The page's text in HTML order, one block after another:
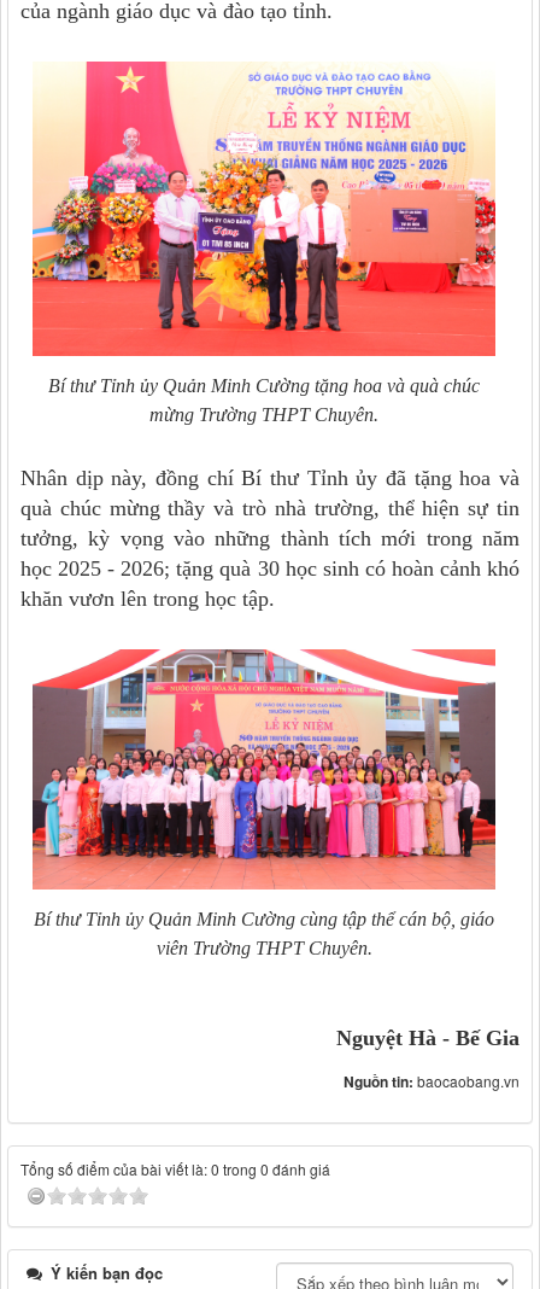
của ngành giáo dục và đào tạo tỉnh.
Bí thư Tỉnh ủy Quản Minh Cường tặng hoa và quà chúc
mừng Trường THPT Chuyên.
Nhân dịp này, đồng chí Bí thư Tỉnh ủy đã tặng hoa và
quà chúc mừng thầy và trò nhà trường, thể hiện sự tin
tưởng, kỳ vọng vào những thành tích mới trong năm
học 2025 - 2026; tặng quà 30 học sinh có hoàn cảnh khó
khăn vươn lên trong học tập.
Bí thư Tỉnh ủy Quản Minh Cường cùng tập thể cán bộ, giáo
viên Trường THPT Chuyên.
Nguyệt Hà - Bế Gia
Nguồn tin: baocaobang.vn
Tổng số điểm của bài viết là: 0 trong 0 đánh giá
Ý kiến bạn đọc